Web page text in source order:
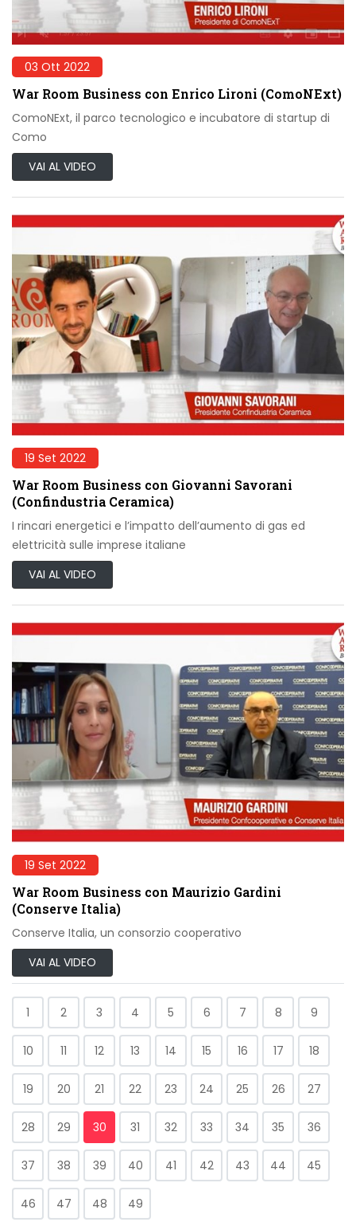
03 Ott 2022
War Room Business con Enrico Lironi (ComoNExt)
ComoNExt, il parco tecnologico e incubatore di startup di
Como
VAI AL VIDEO
19 Set 2022
War Room Business con Giovanni Savorani
(Confindustria Ceramica)
I rincari energetici e l’impatto dell’aumento di gas ed
elettricità sulle imprese italiane
VAI AL VIDEO
19 Set 2022
War Room Business con Maurizio Gardini
(Conserve Italia)
Conserve Italia, un consorzio cooperativo
VAI AL VIDEO
1 2 3 4 5 6 7 8 9
10 11 12 13 14 15 16 17 18
19 20 21 22 23 24 25 26 27
28 29 30 31 32 33 34 35 36
37 38 39 40 41 42 43 44 45
46 47 48 49